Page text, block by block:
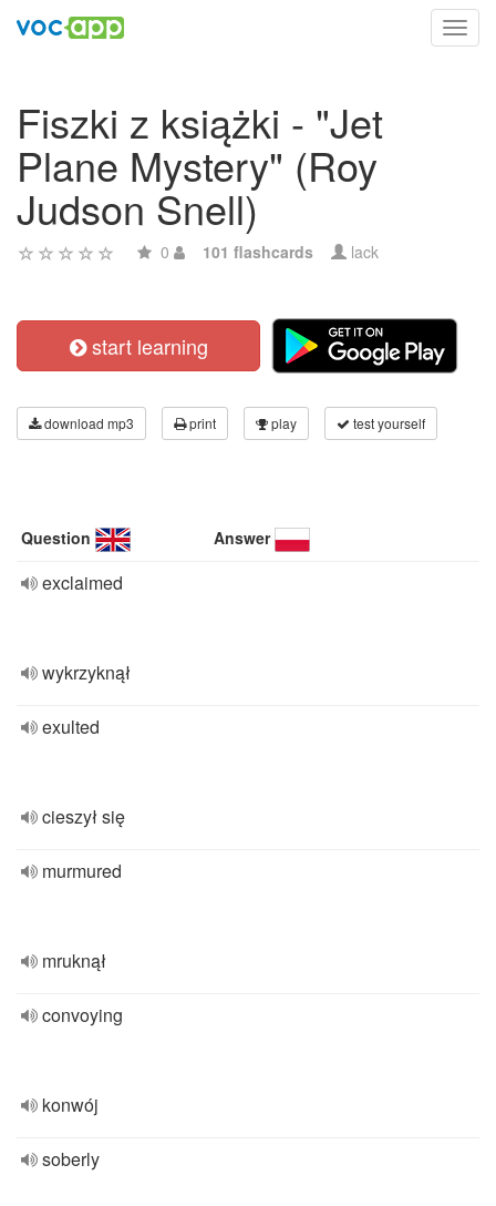
Fiszki z książki - "Jet
Plane Mystery" (Roy
Judson Snell)
0 101 flashcards lack
start learning
download mp3 print play test yourself
Question Answer
exclaimed
wykrzyknął
exulted
cieszył się
murmured
mruknął
convoying
konwój
soberly